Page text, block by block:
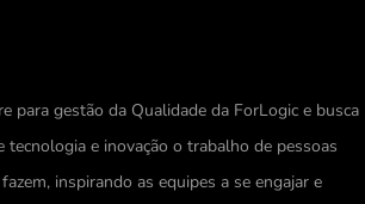
para gestão da Qualidade da ForLogic e busca
tecnologia e inovação o trabalho de pessoas
inspirando as equipes a se engajar e